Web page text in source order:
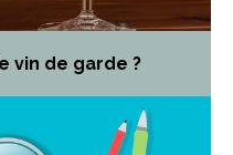
vin de garde ?